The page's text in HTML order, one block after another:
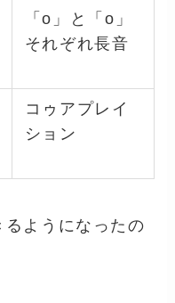
「o」と「o」
それぞれ長音
コゥアプレイ
ション
ようになったの